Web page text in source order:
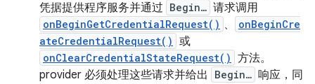
凭据提供程序服务并通过 Begin… 请求调用
onBeginGetCredentialRequest() 、
onBeginCre
ateCredentialRequest() 或
onClearCredentialStateRequest() 方法。
provider 必须处理这些请求并给出
Begin… 响应，同